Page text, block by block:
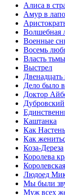
Алиса в
Амур в
Волшебная
Военные
Восемь
Власть тьмы
Выстрел
Двенадцать
Дело было
Доктор
Дубровский
Каштанка
Как
Как
Коза-Дереза
Королева
Людоед
Мы были
Муж всех